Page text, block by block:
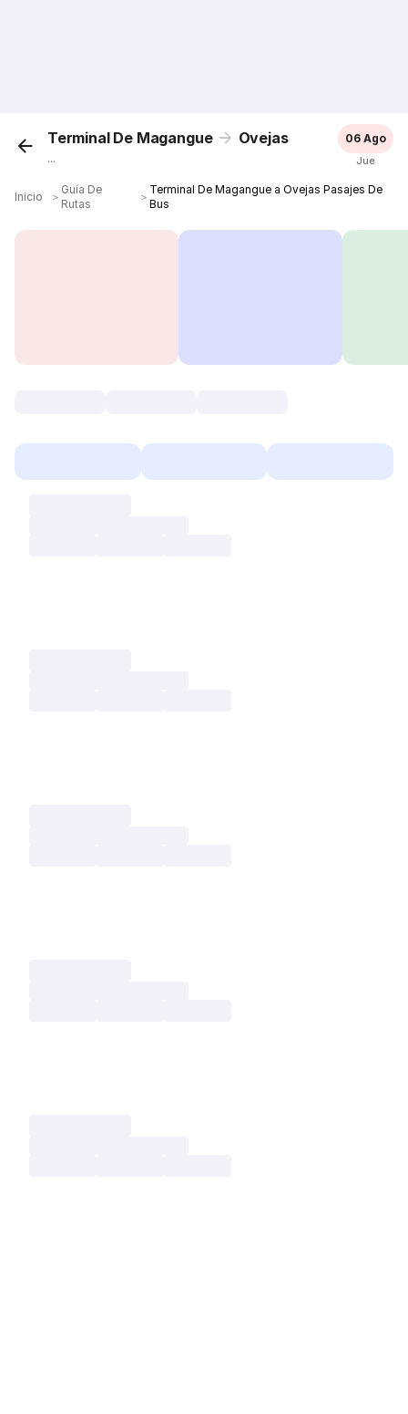
Terminal De Magangue Ovejas
...
06 Ago
Jue
Inicio ＞
Guía De
Rutas
＞
Terminal De Magangue a Ovejas Pasajes De
Bus